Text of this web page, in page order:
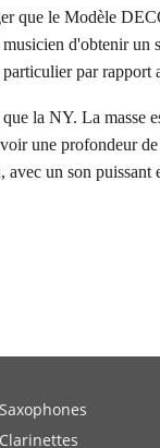
que le Modèle
d'obtenir
par rapport
la NY. La masse
une profondeur
avec un son
Flûtes à Bec
Bassons & Fagotts